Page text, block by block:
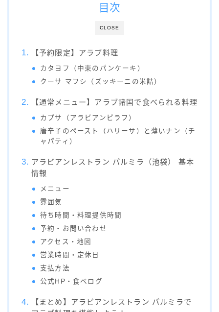
CLOSE
目次
【予約限定】アラブ料理
カタヨフ（中東のパンケーキ）
クーサ マフシ（ズッキーニの米詰）
【通常メニュー】アラブ諸国で食べられる料理
カプサ（アラビアンピラフ）
唐辛子のペースト（ハリーサ）と薄いナン（チ
ャパティ）
アラビアンレストラン パルミラ（池袋） 基本
情報
メニュー
雰囲気
待ち時間・料理提供時間
予約・お問い合わせ
アクセス・地図
営業時間・定休日
支払方法
公式HP・食べログ
【まとめ】アラビアンレストラン パルミラで